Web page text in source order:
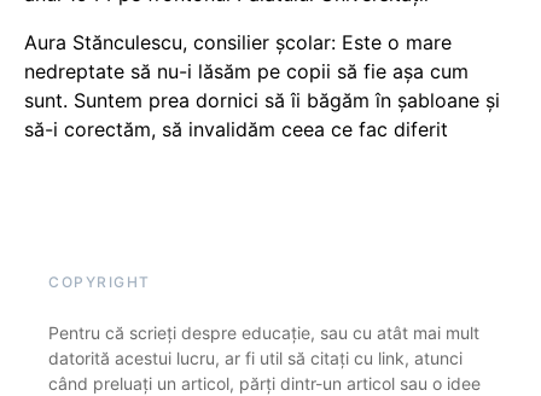
Aura Stănculescu, consilier școlar: Este o mare
nedreptate să nu-i lăsăm pe copii să fie așa cum
sunt. Suntem prea dornici să îi băgăm în șabloane și
să-i corectăm, să invalidăm ceea ce fac diferit
COPYRIGHT
Pentru că scrieți despre educație, sau cu atât mai mult
datorită acestui lucru, ar fi util să citați cu link, atunci
când preluați un articol, părți dintr-un articol sau o idee